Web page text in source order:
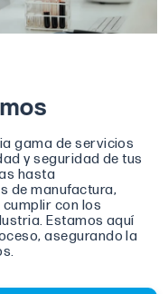
gama de servicios
y seguridad de tus
hasta
de manufactura,
con los
Estamos aquí
asegurando la